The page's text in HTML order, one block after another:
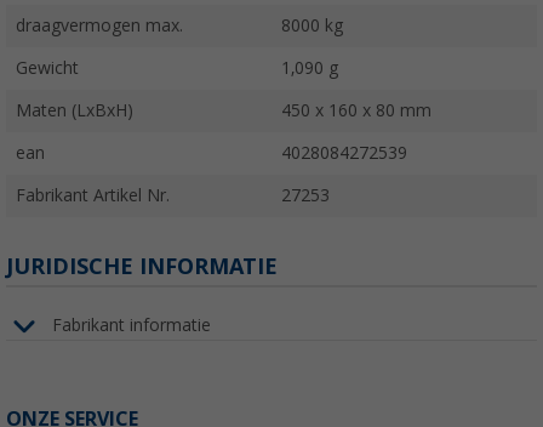
draagvermogen max. 8000 kg
Gewicht 1,090 g
Maten (LxBxH) 450 x 160 x 80 mm
ean 4028084272539
Fabrikant Artikel Nr. 27253
JURIDISCHE INFORMATIE
Fabrikant informatie
ONZE SERVICE